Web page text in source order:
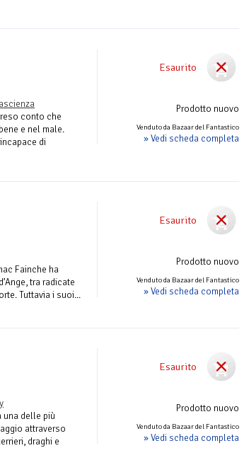
Esaurito
Prodotto nuovo
Venduto da Bazaar del Fantastico
» Vedi scheda completa
conto che
e nel male.
di
Esaurito
Prodotto nuovo
Venduto da Bazaar del Fantastico
» Vedi scheda completa
Fainche ha
tra radicate
Tuttavia i suoi...
Esaurito
Prodotto nuovo
Venduto da Bazaar del Fantastico
» Vedi scheda completa
una delle più
attraverso
draghi e